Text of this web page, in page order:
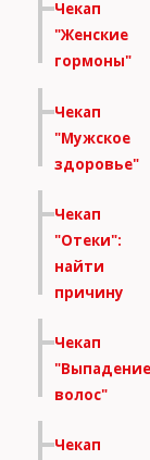
Чекап
"Женские
гормоны"
Чекап
"Мужское
здоровье"
Чекап
"Отеки":
найти
причину
Чекап
"Выпадение
волос"
Чекап